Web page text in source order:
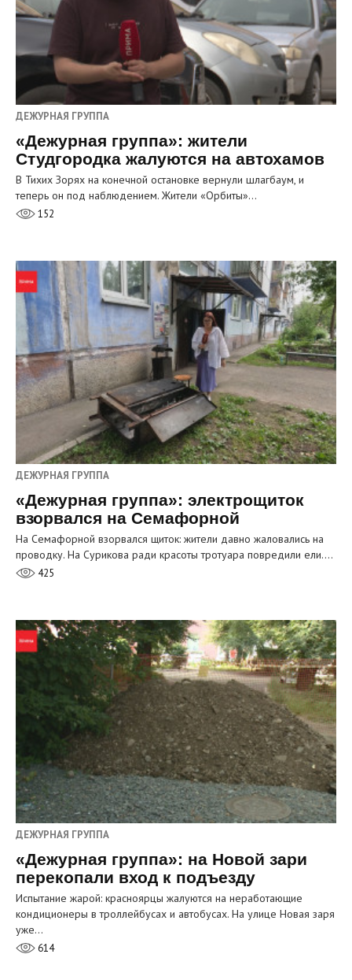
ДЕЖУРНАЯ ГРУППА
«Дежурная группа»: жители
Студгородка жалуются на автохамов
В Тихих Зорях на конечной остановке вернули шлагбаум, и
теперь он под наблюдением. Жители «Орбиты»…
152
ДЕЖУРНАЯ ГРУППА
«Дежурная группа»: электрощиток
взорвался на Семафорной
На Семафорной взорвался щиток: жители давно жаловались на
проводку. На Сурикова ради красоты тротуара повредили ели.…
425
ДЕЖУРНАЯ ГРУППА
«Дежурная группа»: на Новой зари
перекопали вход к подъезду
Испытание жарой: красноярцы жалуются на неработающие
кондиционеры в троллейбусах и автобусах. На улице Новая заря
уже…
614